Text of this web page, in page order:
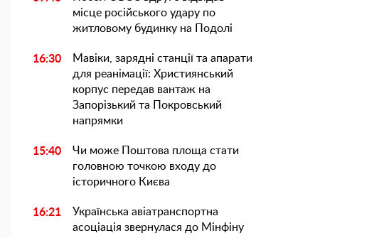
місце російського удару по
житловому будинку на Подолі
16:30
Мавіки, зарядні станції та апарати
для реанімації: Християнський
корпус передав вантаж на
Запорізький та Покровський
напрямки
15:40
Чи може Поштова площа стати
головною точкою входу до
історичного Києва
16:21
Українська авіатранспортна
асоціація звернулася до Мінфіну